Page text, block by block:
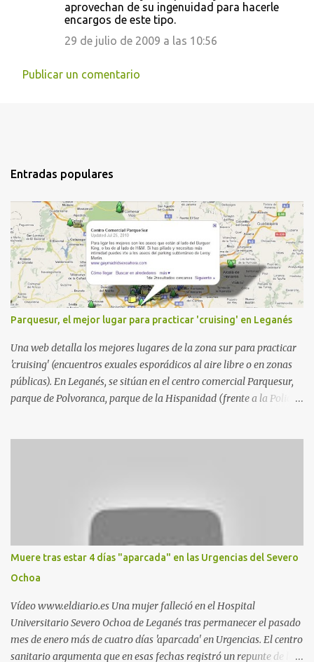
aprovechan de su ingenuidad para hacerle
encargos de este tipo.
29 de julio de 2009 a las 10:56
Publicar un comentario
Entradas populares
Parquesur, el mejor lugar para practicar 'cruising' en Leganés
Una web detalla los mejores lugares de la zona sur para practicar
'cruising' (encuentros exuales esporádicos al aire libre o en zonas
públicas). En Leganés, se sitúan en el centro comercial Parquesur,
parque de Polvoranca, parque de la Hispanidad (frente a la Policía
estadio municipal de Butarque) y caminos entre el estadio y Plaza
Nueva. Otro lugar: Escombrera de Polvoranca, entre Leganés y
Móstoles También en el parque de la Hispanidad, situado frente a
la Policía Local de Leganés de la calle Chile, 1, y junto al
cementerio de Butarque". Más información
Muere tras estar 4 días "aparcada" en las Urgencias del Severo
Ochoa
Vídeo www.eldiario.es Una mujer falleció en el Hospital
Universitario Severo Ochoa de Leganés tras permanecer el pasado
mes de enero más de cuatro días 'aparcada' en Urgencias. El centro
sanitario argumenta que en esas fechas registró un repunte de las